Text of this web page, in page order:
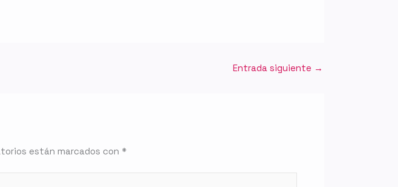
Entrada siguiente →
están marcados con *